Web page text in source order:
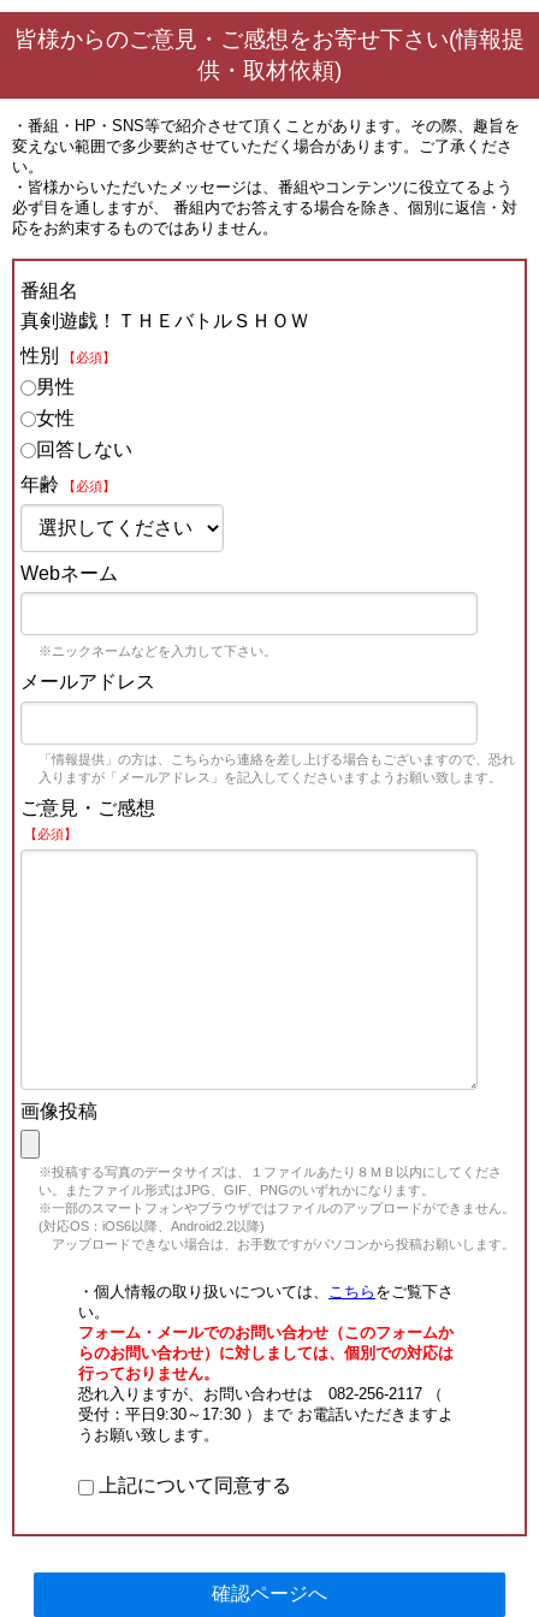
皆様からのご意見・ご感想をお寄せ下さい(情報提
供・取材依頼)
・番組・HP・SNS等で紹介させて頂くことがあります。その際、趣旨を
変えない範囲で多少要約させていただく場合があります。ご了承くださ
い。
・皆様からいただいたメッセージは、番組やコンテンツに役立てるよう
必ず目を通しますが、 番組内でお答えする場合を除き、個別に返信・対
応をお約束するものではありません。
番組名
真剣遊戯！ＴＨＥバトルＳＨＯＷ
性別
【必須】
男性
女性
回答しない
年齢
【必須】
Webネーム
※ニックネームなどを入力して下さい。
メールアドレス
「情報提供」の方は、こちらから連絡を差し上げる場合もございますので、恐れ
入りますが「メールアドレス」を記入してくださいますようお願い致します。
ご意見・ご感想
【必須】
画像投稿
※投稿する写真のデータサイズは、１ファイルあたり８ＭＢ以内にしてくださ
い。またファイル形式はJPG、GIF、PNGのいずれかになります。
※一部のスマートフォンやブラウザではファイルのアップロードができません。
(対応OS：iOS6以降、Android2.2以降)
アップロードできない場合は、お手数ですがパソコンから投稿お願いします。
・個人情報の取り扱いについては、 こちら をご覧下さ
い。
フォーム・メールでのお問い合わせ（このフォームか
らのお問い合わせ）に対しましては、個別での対応は
行っておりません。
恐れ入りますが、お問い合わせは 082-256-2117 （
受付：平日9:30～17:30 ）まで お電話いただきますよ
うお願い致します。
上記について同意する
確認ページへ